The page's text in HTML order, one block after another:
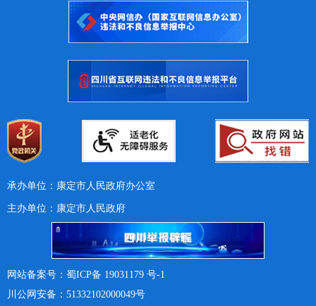
承办单位：康定市人民政府办公室
主办单位：康定市人民政府
网站备案号：蜀ICP备 19031179 号-1
川公网安备：51332102000049号